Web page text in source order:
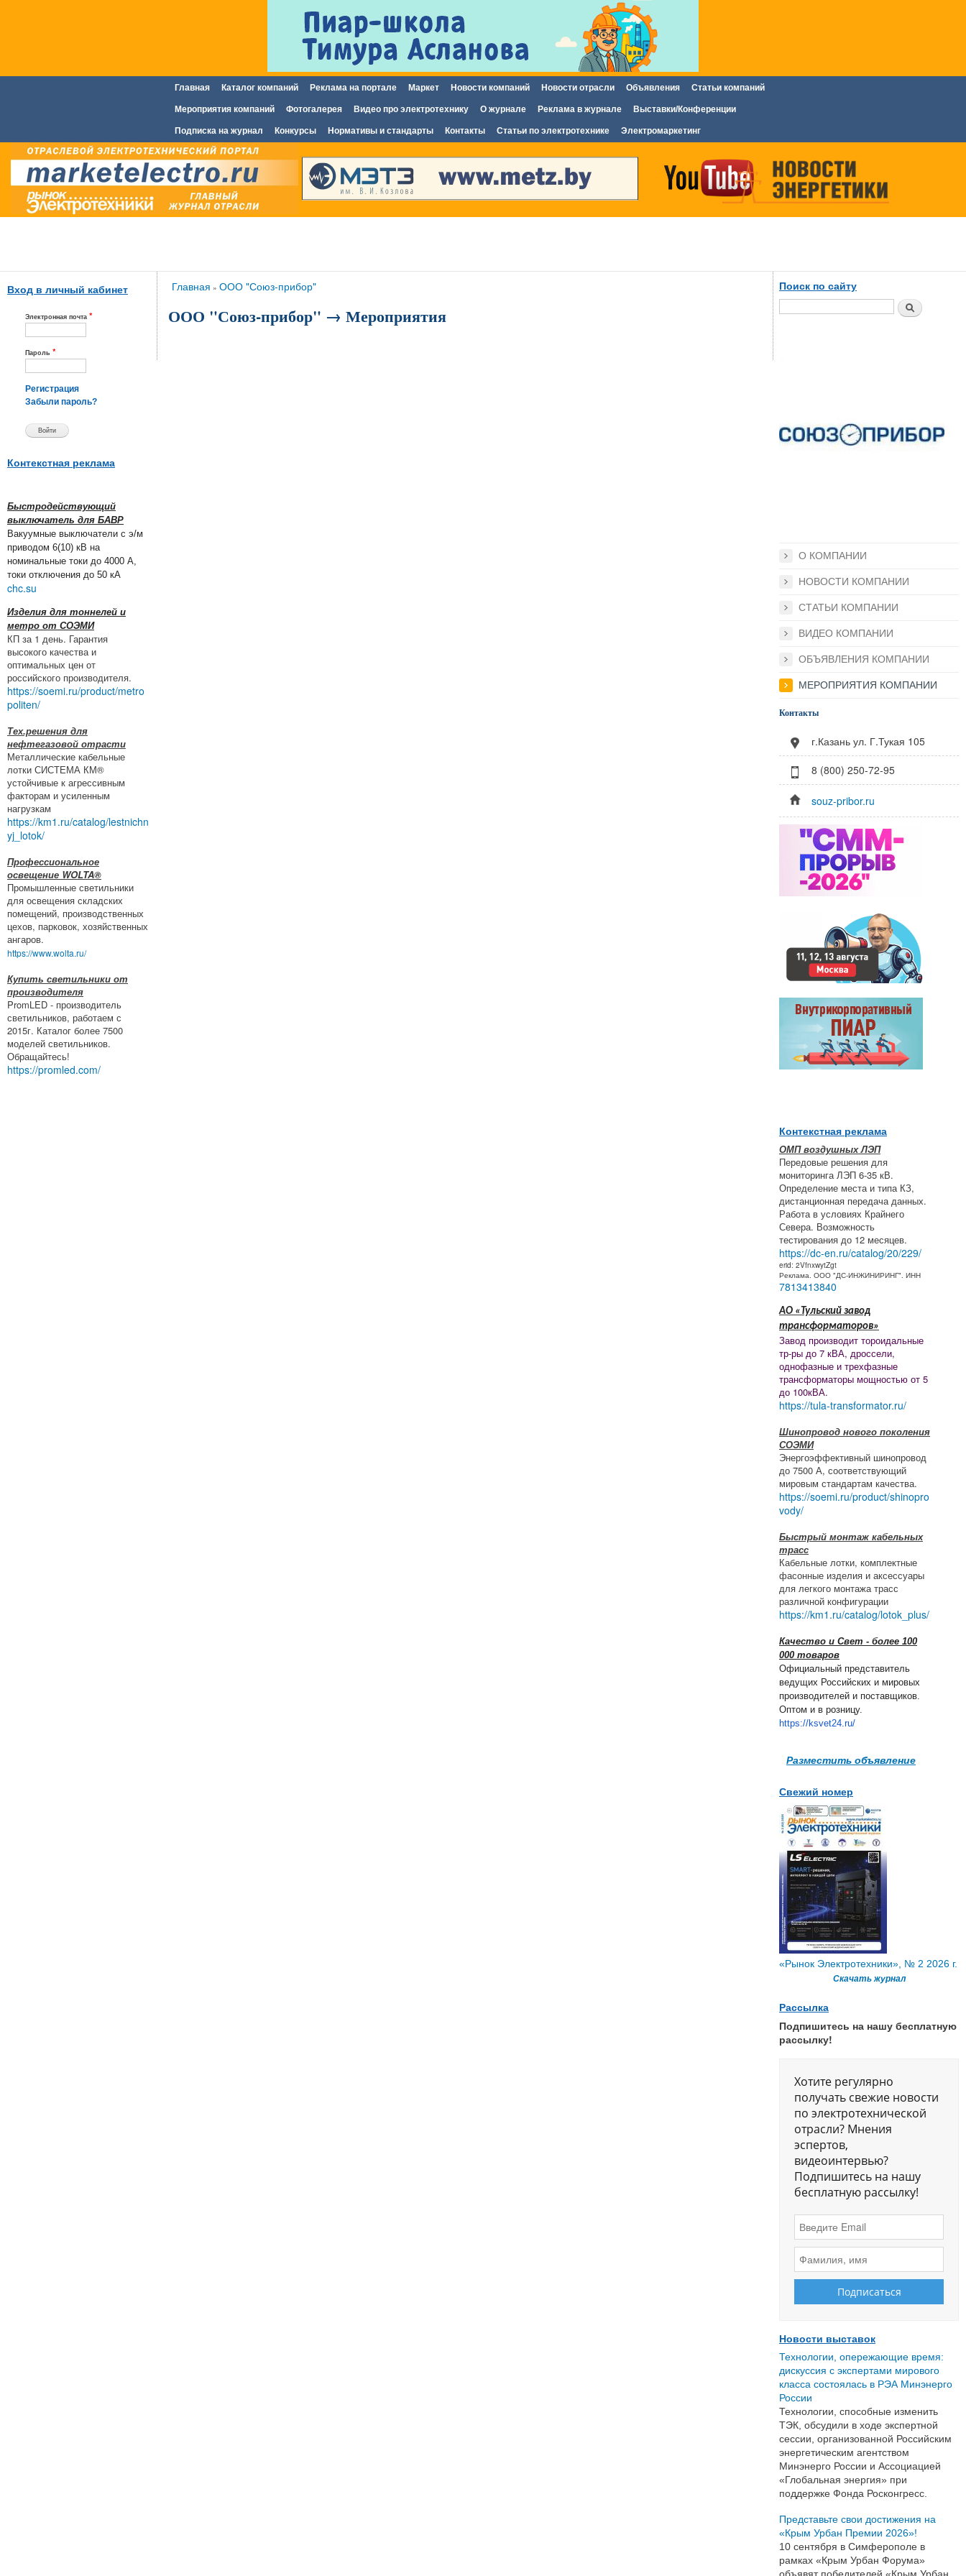
основному
содержанию
Главное меню
Главная Каталог компаний Реклама на портале Маркет Новости компаний Новости отрасли Объявления Статьи компаний
Мероприятия компаний Фотогалерея Видео про электротехнику О журнале Реклама в журнале Выставки/Конференции
Подписка на журнал Конкурсы Нормативы и стандарты Контакты Статьи по электротехнике Электромаркетинг
Вход в личный кабинет
Электронная почта *
Пароль *
Регистрация
Забыли пароль?
Контекстная реклама
Быстродействующий
выключатель для БАВР
Вакуумные выключатели с э/м
приводом 6(10) кВ на
номинальные токи до 4000 А,
токи отключения до 50 кА
chc.su
Изделия для тоннелей и
метро от СОЭМИ
КП за 1 день. Гарантия
высокого качества и
оптимальных цен от
российского производителя.
https://soemi.ru/product/metro
politen/
Тех.решения для
нефтегазовой отрасти
Металлические кабельные
лотки СИСТЕМА КМ®
устойчивые к агрессивным
факторам и усиленным
нагрузкам
https://km1.ru/catalog/lestnichn
yj_lotok/
Профессиональное
освещение WOLTA®
Промышленные светильники
для освещения складских
помещений, производственных
цехов, парковок, хозяйственных
ангаров.
https://www.wolta.ru/
Купить светильники от
производителя
PromLED - производитель
светильников, работаем с
2015г. Каталог более 7500
моделей светильников.
Обращайтесь!
https://promled.com/
Вы здесь
Главная » ООО "Союз-прибор"
ООО "Союз-прибор" → Мероприятия
Поиск по сайту
Поиск
О КОМПАНИИ
НОВОСТИ КОМПАНИИ
СТАТЬИ КОМПАНИИ
ВИДЕО КОМПАНИИ
ОБЪЯВЛЕНИЯ КОМПАНИИ
МЕРОПРИЯТИЯ КОМПАНИИ
Контакты
г.Казань ул. Г.Тукая 105
8 (800) 250-72-95
souz-pribor.ru
Контекстная реклама
ОМП воздушных ЛЭП
Передовые решения для
мониторинга ЛЭП 6-35 кВ.
Определение места и типа КЗ,
дистанционная передача данных.
Работа в условиях Крайнего
Севера. Возможность
тестирования до 12 месяцев.
https://dc-en.ru/catalog/20/229/
erid: 2VfnxwytZgt
Реклама. ООО "ДС-ИНЖИНИРИНГ". ИНН
7813413840
АО «Тульский завод
трансформаторов»
Завод производит тороидальные
тр-ры до 7 кВА, дроссели,
однофазные и трехфазные
трансформаторы мощностью от 5
до 100кВА.
https://tula-transformator.ru/
Шинопровод нового поколения
СОЭМИ
Энергоэффективный шинопровод
до 7500 А, соответствующий
мировым стандартам качества.
https://soemi.ru/product/shinopro
vody/
Быстрый монтаж кабельных
трасс
Кабельные лотки, комплектные
фасонные изделия и аксессуары
для легкого монтажа трасс
различной конфигурации
https://km1.ru/catalog/lotok_plus/
Качество и Свет - более 100
000 товаров
Официальный представитель
ведущих Российских и мировых
производителей и поставщиков.
Оптом и в розницу.
https://ksvet24.ru/
Разместить объявление
Свежий номер
«Рынок Электротехники», № 2 2026 г.
Скачать журнал
Рассылка
Подпишитесь на нашу бесплатную
рассылку!
Хотите регулярно
получать свежие новости
по электротехнической
отрасли? Мнения
эспертов,
видеоинтервью?
Подпишитесь на нашу
бесплатную рассылку!
Новости выставок
Технологии, опережающие время:
дискуссия с экспертами мирового
класса состоялась в РЭА Минэнерго
России
Технологии, способные изменить
ТЭК, обсудили в ходе экспертной
сессии, организованной Российским
энергетическим агентством
Минэнерго России и Ассоциацией
«Глобальная энергия» при
поддержке Фонда Росконгресс.
Представьте свои достижения на
«Крым Урбан Премии 2026»!
10 сентября в Симферополе в
рамках «Крым Урбан Форума»
объявят победителей «Крым Урбан